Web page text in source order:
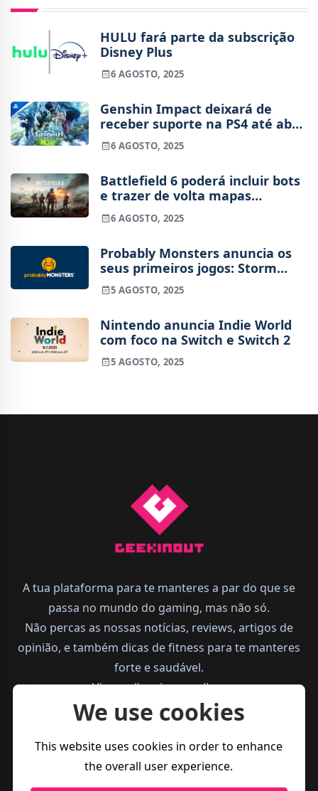
HULU fará parte da subscrição
Disney Plus
6 AGOSTO, 2025
Genshin Impact deixará de
receber suporte na PS4 até abril
de 2026
6 AGOSTO, 2025
Battlefield 6 poderá incluir bots
e trazer de volta mapas
clássicos, diz DICE
6 AGOSTO, 2025
Probably Monsters anuncia os
seus primeiros jogos: Storm
Lancers e Ire: A Prologue
5 AGOSTO, 2025
Nintendo anuncia Indie World
com foco na Switch e Switch 2
5 AGOSTO, 2025
A tua plataforma para te manteres a par do que se
passa no mundo do gaming, mas não só.
Não percas as nossas notícias, reviews, artigos de
opinião, e também dicas de fitness para te manteres
forte e saudável.
Vive melhor, joga melhor.
We use cookies
This website uses cookies in order to enhance
the overall user experience.